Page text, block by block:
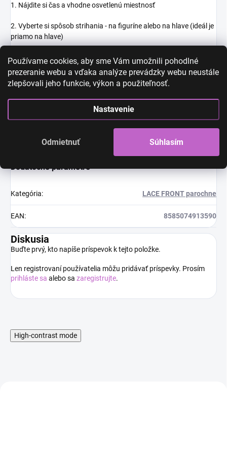
Používame cookies, aby sme Vám umožnili pohodlné
prezeranie webu a vďaka analýze prevádzky webu neustále
zlepšovali jeho funkcie, výkon a použiteľnosť.
Nastavenie
Odmietnuť Súhlasím
1. Nájdite si čas a vhodne osvetlenú miestnosť
2. Vyberte si spôsob strihania - na figuríne alebo na hlave (ideál je
priamo na hlave)
3. Strihajte blízko k vlasovej línii, ale nestrihajte príliš blízko.
Vždy
strihajte menej, ako si myslíte a potom v prípade potreby
dostrihnete viac
4. Nestrihajte rovno ale skôr malými cik cak či kľukatými pohybmi
5. Príjemné nosenie :-)
Dodatočné parametre
Kategória: LACE FRONT parochne
EAN: 8585074913590
Diskusia
Buďte prvý, kto napíše príspevok k tejto položke.
Len registrovaní používatelia môžu pridávať príspevky. Prosím
prihláste sa alebo sa zaregistrujte.
High-contrast mode